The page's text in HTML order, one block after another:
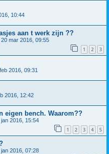
10:44
aan t werk zijn ??
20 mar 2016, 09:55
1 2 3
2016, 09:31
2016, 12:42
eigen bench. Waarom??
jan 2016, 15:54
1 2 3 4 5
jan 2016, 07:28